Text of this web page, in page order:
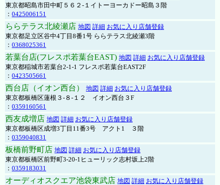
東京都昭島市田中町５６２-１イトーヨーカドー昭島３階
： 0425006151
ららテラス北綾瀬店 地図 詳細 お気に入り店舗登録
東京都足立区谷中4丁目8番1号 ららテラス北綾瀬3階
： 0368025361
若葉台店(フレスポ若葉台EAST) 地図 詳細 お気に入り店舗登録
東京都稲城市若葉台2-1-1 フレスポ若葉台EAST2F
： 0423505661
西台店（イオン西台） 地図 詳細 お気に入り店舗登録
東京都板橋区蓮根３-８-１２ イオン西台３F
： 0359160561
西友成増店 地図 詳細 お気に入り店舗登録
東京都板橋区成増3丁目11番3号 アクト1 ３階
： 0359040831
板橋前野町店 地図 詳細 お気に入り店舗登録
東京都板橋区前野町3-20-1ヒューリック志村坂上2階
： 0359183031
オーディオスクエア池袋東武店 地図 詳細 お気に入り店舗登録